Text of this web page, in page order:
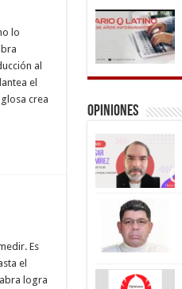
lo
al
el
crea
Es
el
logra
Opiniones